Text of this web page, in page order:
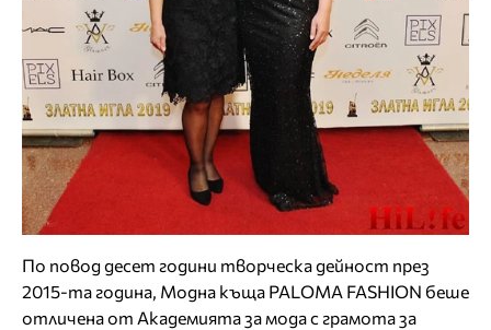
По повод десет години творческа дейност през
2015-та година, Модна къща PALOMA FASHION беше
отличена от Академията за мода с грамота за